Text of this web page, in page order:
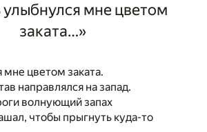
мне цветом
заката…»
цветом заката.
направлялся на запад.
волнующий запах
чтобы прыгнуть куда-то